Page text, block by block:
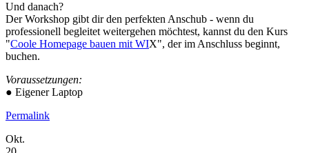
Und danach?
Der Workshop gibt dir den perfekten Anschub - wenn du
professionell begleitet weitergehen möchtest, kannst du den Kurs
"Coole Homepage bauen mit WIX", der im Anschluss beginnt,
buchen.
Voraussetzungen:
● Eigener Laptop
Permalink
Okt.